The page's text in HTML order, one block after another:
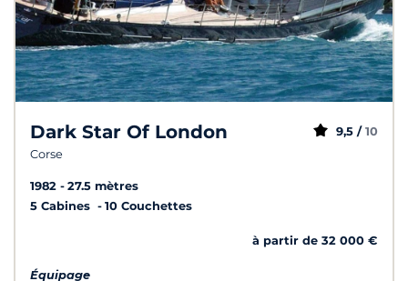
Dark Star Of London
Corse
9,5 / 10
1982
27.5 mètres
5 Cabines
10 Couchettes
à partir de 32 000 €
Équipage